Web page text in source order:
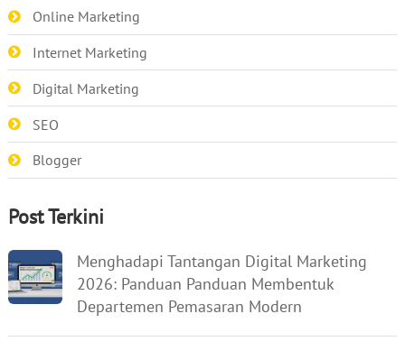
Online Marketing
Internet Marketing
Digital Marketing
SEO
Blogger
Post Terkini
Menghadapi Tantangan Digital Marketing
2026: Panduan Panduan Membentuk
Departemen Pemasaran Modern